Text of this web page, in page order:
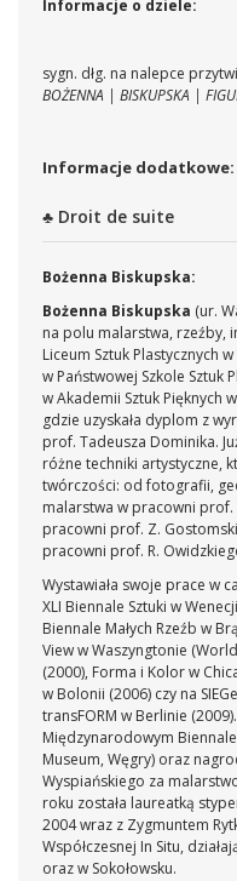
Informacje o dziele:
sygn. dłg. na nalepce
BOŻENNA | BISKUPSKA |
Informacje dodatkowe:
♣ Droit de suite
Bożenna Biskupska:
Bożenna Biskupska (ur.
na polu malarstwa, rzeźby,
Liceum Sztuk Plastycznych
w Państwowej Szkole Sztuk
w Akademii Sztuk Pięknych
gdzie uzyskała dyplom z
prof. Tadeusza Dominika.
różne techniki artystyczne,
twórczości: od fotografii,
malarstwa w pracowni
pracowni prof. Z.
pracowni prof. R.
Wystawiała swoje prace w
XLI Biennale Sztuki w
Biennale Małych Rzeźb w
View w Waszyngtonie
(2000), Forma i Kolor w
w Bolonii (2006) czy na
transFORM w Berlinie
Międzynarodowym
Museum, Węgry) oraz
Wyspiańskiego za
roku została laureatką
2004 wraz z Zygmuntem
Współczesnej In Situ,
oraz w Sokołowsku.